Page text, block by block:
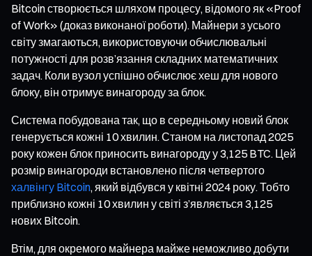
Bitcoin створюється шляхом процесу, відомого як «Proof
of Work» (доказ виконаної роботи). Майнери з усього
світу змагаються, використовуючи обчислювальні
потужності для розв’язання складних математичних
задач. Коли вузол успішно обчислює хеш для нового
блоку, він отримує винагороду за блок.
Система побудована так, що в середньому новий блок
генерується кожні 10 хвилин. Станом на листопад 2025
року кожен блок приносить винагороду у 3,125 BTC. Цей
розмір винагороди встановлено після четвертого
халвінгу Bitcoin, який відбувся у квітні 2024 року. Тобто
приблизно кожні 10 хвилин у світі з’являється 3,125
нових Bitcoin.
Втім, для окремого майнера майже неможливо добути